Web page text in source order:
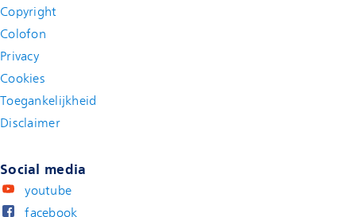
Copyright
Colofon
Privacy
Cookies
Toegankelijkheid
Disclaimer(new window)
Social media
youtube
facebook